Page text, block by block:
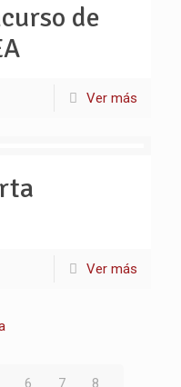
de
Ver más
Ver más
6 7
8